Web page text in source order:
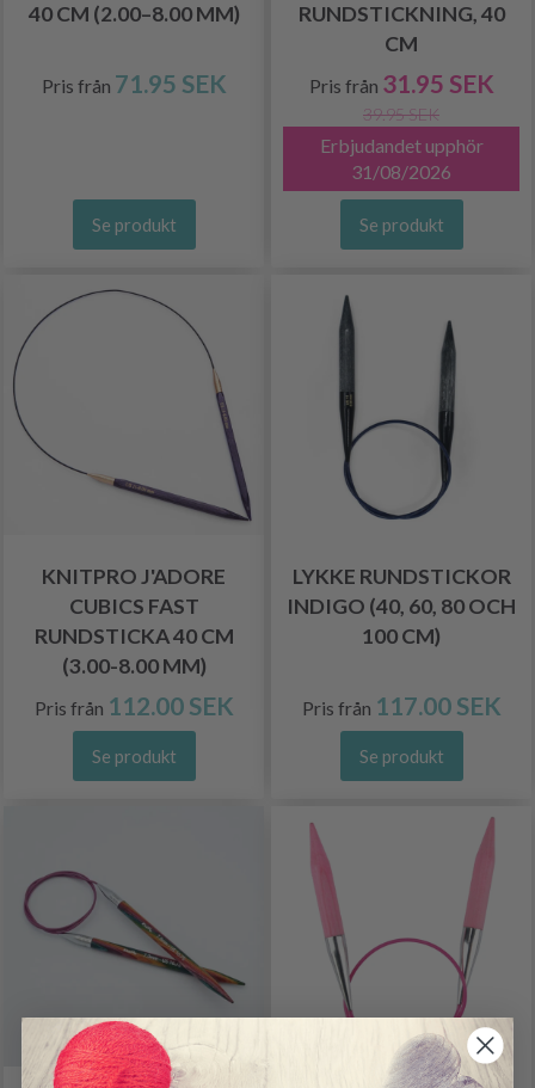
40 CM (2.00–8.00 MM)
Pris från 71.95 SEK
Se produkt
RUNDSTICKNING, 40
CM
Pris från 31.95 SEK
39.95 SEK
Erbjudandet upphör
31/08/2026
Se produkt
KNITPRO J'ADORE
CUBICS FAST
RUNDSTICKA 40 CM
(3.00-8.00 MM)
Pris från 112.00 SEK
Se produkt
LYKKE RUNDSTICKOR
INDIGO (40, 60, 80 OCH
100 CM)
Pris från 117.00 SEK
Se produkt